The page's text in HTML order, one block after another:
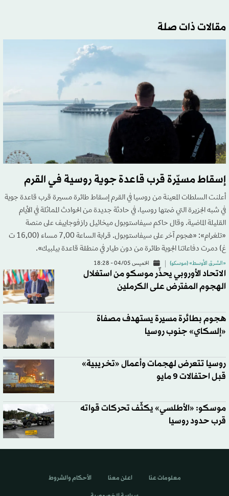
مقالات ذات صلة
إسقاط مسيّرة قرب قاعدة جوية روسية في القرم
أعلنت السلطات المعينة من روسيا في القرم إسقاط طائرة مسيرة قرب قاعدة جوية
في شبه الجزيرة التي ضمتها روسيا، في حادثة جديدة من الحوادث المماثلة في الأيام
القليلة الماضية. وقال حاكم سيفاستوبول ميخائيل رازفوجاييف على منصة
«تلغرام»: «هجوم آخر على سيفاستوبول. قرابة الساعة 7,00 مساء (16,00 ت
غ) دمرت دفاعاتنا الجوية طائرة من دون طيار في منطقة قاعدة بيلبيك».
«الشرق الأوسط» (موسكو) الخميس 04/05 - 18:28
الاتحاد الأوروبي يحذّر موسكو من استغلال
الهجوم المفترض على الكرملين
هجوم بطائرة مسيرة يستهدف مصفاة
«إلسكاي» جنوب روسيا
روسيا تتعرض لهجمات وأعمال «تخريبية»
قبل احتفالات 9 مايو
موسكو: «الأطلسي» يكثّف تحركات قواته
قرب حدود روسيا
معلومات عنا اعلن معنا الأحكام والشروط